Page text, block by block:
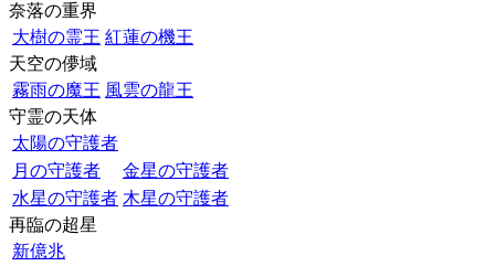
奈落の重界
大樹の霊王 紅蓮の機王
天空の儚域
霧雨の魔王 風雲の龍王
守霊の天体
太陽の守護者
月の守護者
金星の守護者
水星の守護者 木星の守護者
再臨の超星
新億兆